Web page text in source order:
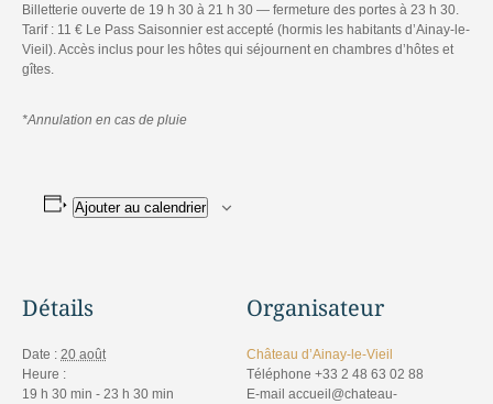
Billetterie ouverte de 19 h 30 à 21 h 30 — fermeture des portes à 23 h 30.
Tarif : 11 € Le Pass Saisonnier est accepté (hormis les habitants d’Ainay-le-
Vieil). Accès inclus pour les hôtes qui séjournent en chambres d’hôtes et
gîtes.
*Annulation en cas de pluie
Ajouter au calendrier
Détails
Date : 20 août
Heure :
19 h 30 min - 23 h 30 min
Organisateur
Château d’Ainay-le-Vieil
Téléphone +33 2 48 63 02 88
E-mail accueil@chateau-